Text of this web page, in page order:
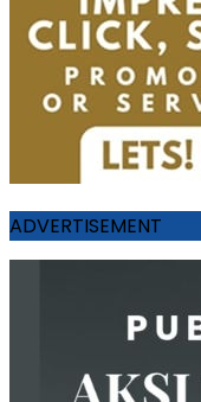
ADVERTISEMENT